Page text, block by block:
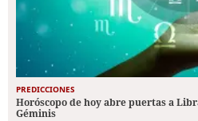
PREDICCIONES
Horóscopo de hoy abre puertas a
Géminis